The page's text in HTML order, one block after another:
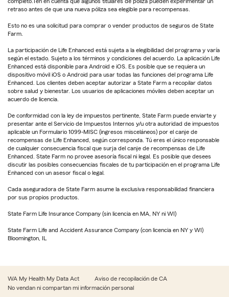
retraso antes de que una nueva póliza sea elegible para recompensas.
Esto no es una solicitud para comprar o vender productos de seguros de State
Farm.
La participación de Life Enhanced está sujeta a la elegibilidad del programa y varía
según el estado. Sujeto a los términos y condiciones del acuerdo. La aplicación Life
Enhanced está disponible para Android e iOS. Es posible que se requiera un
dispositivo móvil iOS o Android para usar todas las funciones del programa Life
Enhanced. Los clientes deben aceptar autorizar a State Farm a recopilar datos
sobre salud y bienestar. Los usuarios de aplicaciones móviles deben aceptar un
acuerdo de licencia.
De conformidad con la ley de impuestos pertinente, State Farm puede enviarte y
presentar ante el Servicio de Impuestos Internos y/u otra autoridad de impuestos
aplicable un Formulario 1099-MISC (ingresos misceláneos) por el canje de
recompensas de Life Enhanced, según corresponda. Tú eres el único responsable
de cualquier consecuencia fiscal que surja del canje de recompensas de Life
Enhanced. State Farm no provee asesoría fiscal ni legal. Es posible que desees
discutir las posibles consecuencias fiscales de tu participación en el programa Life
Enhanced con un asesor fiscal o legal.
Cada aseguradora de State Farm asume la exclusiva responsabilidad financiera
por sus propios productos.
State Farm Life Insurance Company (sin licencia en MA, NY ni WI)
State Farm Life and Accident Assurance Company (con licencia en NY y WI)
Bloomington, IL
WA My Health My Data Act
Aviso de recopilación de CA
No vendan ni compartan mi información personal